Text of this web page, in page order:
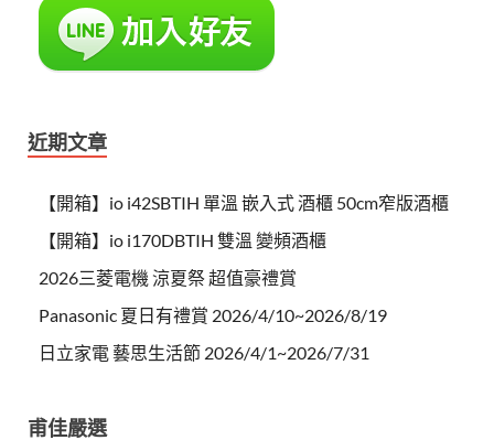
近期文章
【開箱】io i42SBTIH 單溫 嵌入式 酒櫃 50cm窄版酒櫃
【開箱】io i170DBTIH 雙溫 變頻酒櫃
2026三菱電機 涼夏祭 超值豪禮賞
Panasonic 夏日有禮賞 2026/4/10~2026/8/19
日立家電 藝思生活節 2026/4/1~2026/7/31
甫佳嚴選